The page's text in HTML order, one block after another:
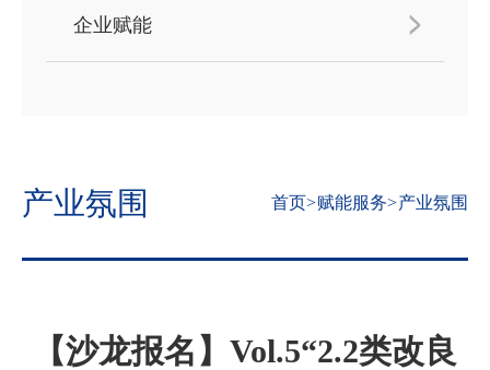
企业赋能
产业氛围 首页>赋能服务>产业氛围
【沙龙报名】Vol.5“2.2类改良